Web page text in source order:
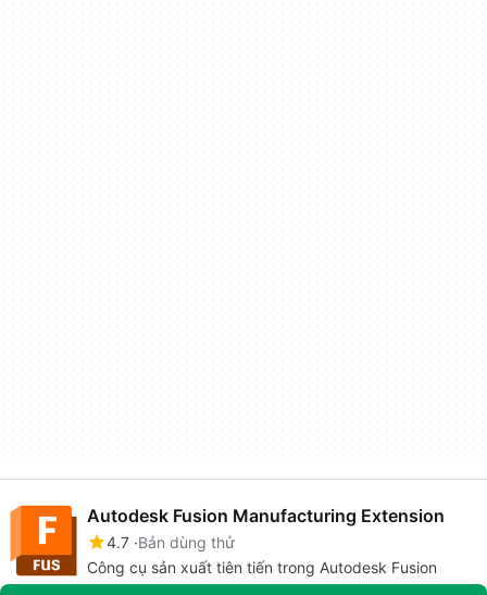
Autodesk Fusion Manufacturing Extension
4.7 Bản dùng thử
Công cụ sản xuất tiên tiến trong Autodesk Fusion